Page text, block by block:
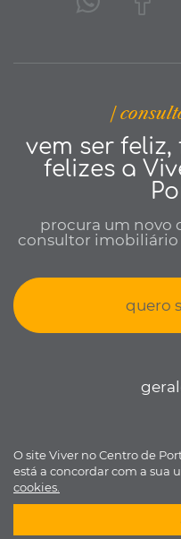
|
vem ser
felizes a
procura um novo
consultor imobiliário
quero
Viver no Centro de Portugal
de Privacidade• Livro de
O site Viver no Centro de
está a concordar com a sua
cookies.